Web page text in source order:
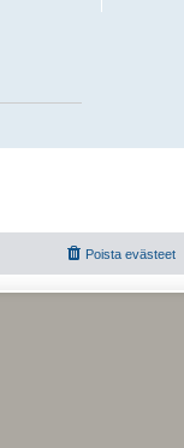
Poista evästeet